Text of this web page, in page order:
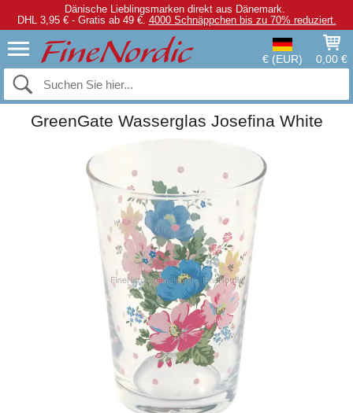
Dänische Lieblingsmarken direkt aus Dänemark.
DHL 3,95 € - Gratis ab 49 €. 4000 Schnäppchen bis zu 70% reduziert.
€ (EUR) 0,00 €
GreenGate Wasserglas Josefina White